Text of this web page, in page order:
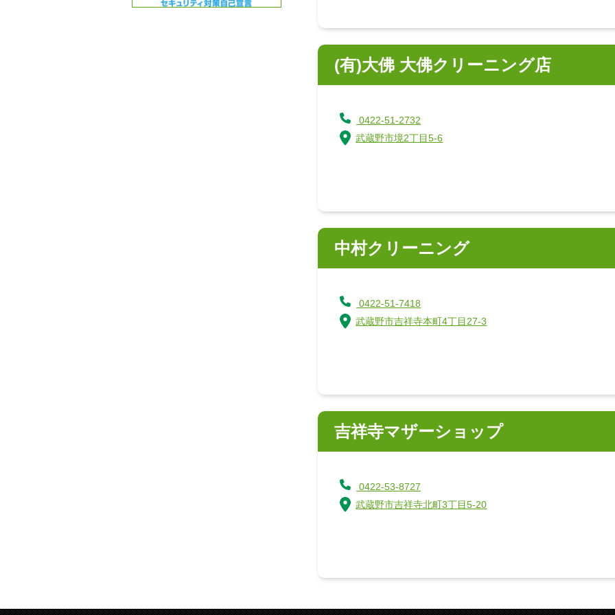
(有)大佛 大佛クリーニング店
0422-51-2732
武蔵野市境2丁目5-6
中村クリーニング
0422-51-7418
武蔵野市吉祥寺本町4丁目27-3
吉祥寺マザーショップ
0422-53-8727
武蔵野市吉祥寺北町3丁目5-20